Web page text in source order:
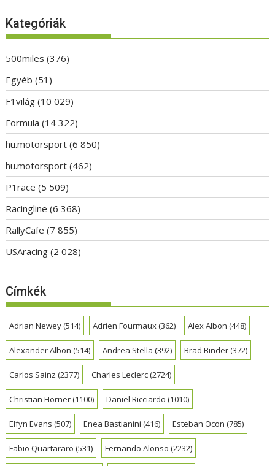
Kategóriák
500miles (376)
Egyéb (51)
F1világ (10 029)
Formula (14 322)
hu.motorsport (6 850)
hu.motorsport (462)
P1race (5 509)
Racingline (6 368)
RallyCafe (7 855)
USAracing (2 028)
Címkék
Adrian Newey(514) Adrien Fourmaux(362) Alex Albon (448)
Alexander Albon (514) Andrea Stella (392) Brad Binder(372)
Carlos Sainz (2377) Charles Leclerc(2724)
Christian Horner(1100) Daniel Ricciardo (1010)
Elfyn Evans (507) Enea Bastianini (416) Esteban Ocon (785)
Fabio Quartararo (531) Fernando Alonso (2232)